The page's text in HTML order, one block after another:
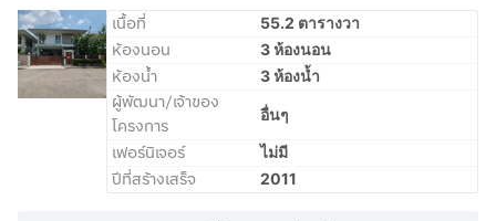
เนื้อที่ 55.2 ตารางวา
ห้องนอน 3 ห้องนอน
ห้องน้ำ 3 ห้องน้ำ
ผู้พัฒนา/เจ้าของ
โครงการ
อื่นๆ
เฟอร์นิเจอร์ ไม่มี
ปีที่สร้างเสร็จ 2011